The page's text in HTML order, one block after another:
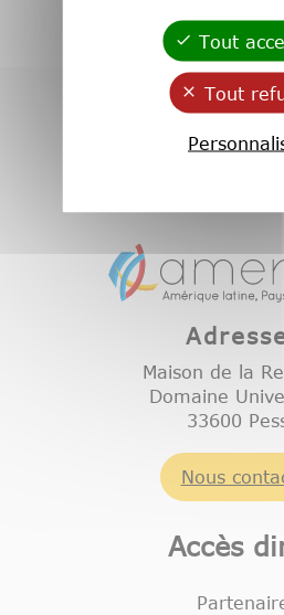
Maison de la
Domaine
33600
Nous
Accès
Tout
Tout